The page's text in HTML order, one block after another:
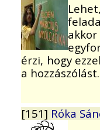
érzi, hogy
a hozzászólást.
[151] Róka